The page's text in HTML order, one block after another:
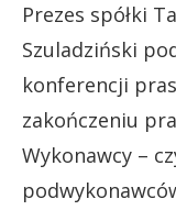
Prezes spółki
Szuladziński
konferencji
zakończeniu
Wykonawcy –